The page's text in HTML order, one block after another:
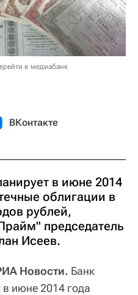
в медиабанк
ВКонтакте
в июне 2014
облигации в
рублей,
председатель
Исеев.
Новости. Банк
июне 2014 года